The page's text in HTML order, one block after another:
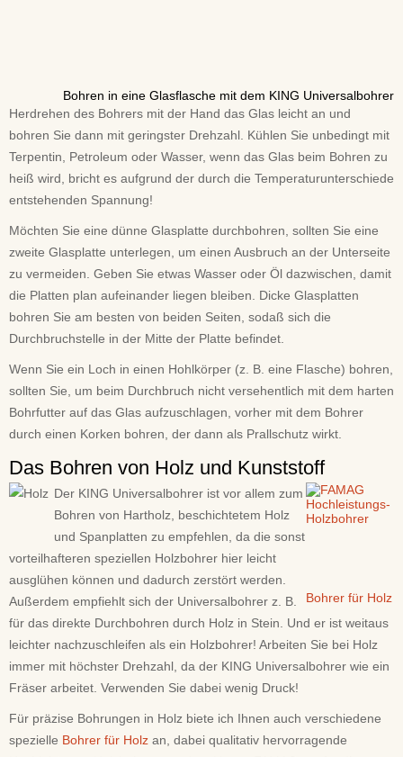
Bohren in eine Glasflasche mit dem KING Universalbohrer
Herdrehen des Bohrers mit der Hand das Glas leicht an und
bohren Sie dann mit geringster Drehzahl. Kühlen Sie unbedingt mit
Terpentin, Petroleum oder Wasser, wenn das Glas beim Bohren zu
heiß wird, bricht es aufgrund der durch die Temperaturunterschiede
entstehenden Spannung!
Möchten Sie eine dünne Glasplatte durchbohren, sollten Sie eine
zweite Glasplatte unterlegen, um einen Ausbruch an der Unterseite
zu vermeiden. Geben Sie etwas Wasser oder Öl dazwischen, damit
die Platten plan aufeinander liegen bleiben. Dicke Glasplatten
bohren Sie am besten von beiden Seiten, sodaß sich die
Durchbruchstelle in der Mitte der Platte befindet.
Wenn Sie ein Loch in einen Hohlkörper (z. B. eine Flasche) bohren,
sollten Sie, um beim Durchbruch nicht versehentlich mit dem harten
Bohrfutter auf das Glas aufzuschlagen, vorher mit dem Bohrer
durch einen Korken bohren, der dann als Prallschutz wirkt.
Das Bohren von Holz und Kunststoff
Bohrer für Holz
Der KING Universalbohrer ist vor allem zum
Bohren von Hartholz, beschichtetem Holz
und Spanplatten zu empfehlen, da die sonst
vorteilhafteren speziellen Holzbohrer hier leicht
ausglühen können und dadurch zerstört werden.
Außerdem empfiehlt sich der Universalbohrer z. B.
für das direkte Durchbohren durch Holz in Stein. Und er ist weitaus
leichter nachzuschleifen als ein Holzbohrer! Arbeiten Sie bei Holz
immer mit höchster Drehzahl, da der KING Universalbohrer wie ein
Fräser arbeitet. Verwenden Sie dabei wenig Druck!
Für präzise Bohrungen in Holz biete ich Ihnen auch verschiedene
spezielle Bohrer für Holz an, dabei qualitativ hervorragende